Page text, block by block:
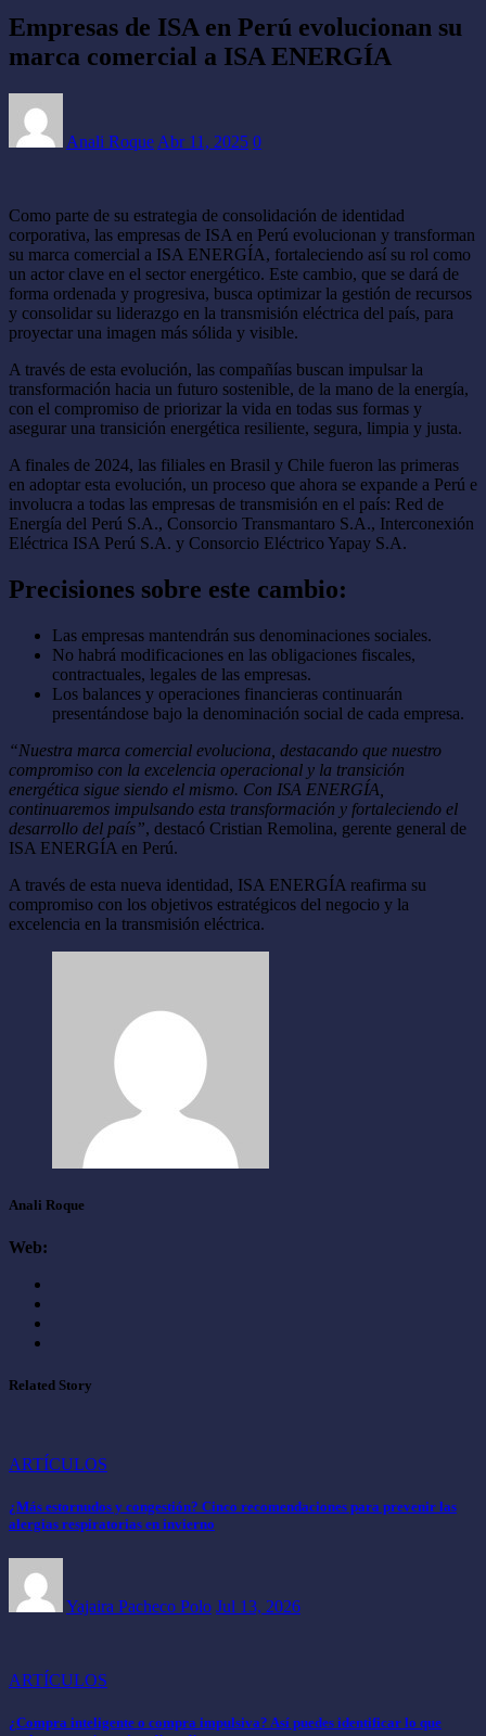
Empresas de ISA en Perú evolucionan su
marca comercial a ISA ENERGÍA
Anali Roque Abr 11, 2025 0
Como parte de su estrategia de consolidación de identidad
corporativa, las empresas de ISA en Perú evolucionan y transforman
su marca comercial a ISA ENERGÍA, fortaleciendo así su rol como
un actor clave en el sector energético. Este cambio, que se dará de
forma ordenada y progresiva, busca optimizar la gestión de recursos
y consolidar su liderazgo en la transmisión eléctrica del país, para
proyectar una imagen más sólida y visible.
A través de esta evolución, las compañías buscan impulsar la
transformación hacia un futuro sostenible, de la mano de la energía,
con el compromiso de priorizar la vida en todas sus formas y
asegurar una transición energética resiliente, segura, limpia y justa.
A finales de 2024, las filiales en Brasil y Chile fueron las primeras
en adoptar esta evolución, un proceso que ahora se expande a Perú e
involucra a todas las empresas de transmisión en el país: Red de
Energía del Perú S.A., Consorcio Transmantaro S.A., Interconexión
Eléctrica ISA Perú S.A. y Consorcio Eléctrico Yapay S.A.
Precisiones sobre este cambio:
Las empresas mantendrán sus denominaciones sociales.
No habrá modificaciones en las obligaciones fiscales,
contractuales, legales de las empresas.
Los balances y operaciones financieras continuarán
presentándose bajo la denominación social de cada empresa.
“Nuestra marca comercial evoluciona, destacando que nuestro
compromiso con la excelencia operacional y la transición
energética sigue siendo el mismo. Con ISA ENERGÍA,
continuaremos impulsando esta transformación y fortaleciendo el
desarrollo del país”, destacó Cristian Remolina, gerente general de
ISA ENERGÍA en Perú.
A través de esta nueva identidad, ISA ENERGÍA reafirma su
compromiso con los objetivos estratégicos del negocio y la
excelencia en la transmisión eléctrica.
Anali Roque
Web:
Related Story
ARTÍCULOS
¿Más estornudos y congestión? Cinco recomendaciones para prevenir las
alergias respiratorias en invierno
Yajaira Pacheco Polo Jul 13, 2026
ARTÍCULOS
¿Compra inteligente o compra impulsiva? Así puedes identificar lo que